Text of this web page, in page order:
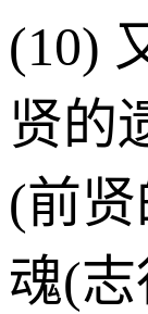
(10)
贤的
(前
魂(